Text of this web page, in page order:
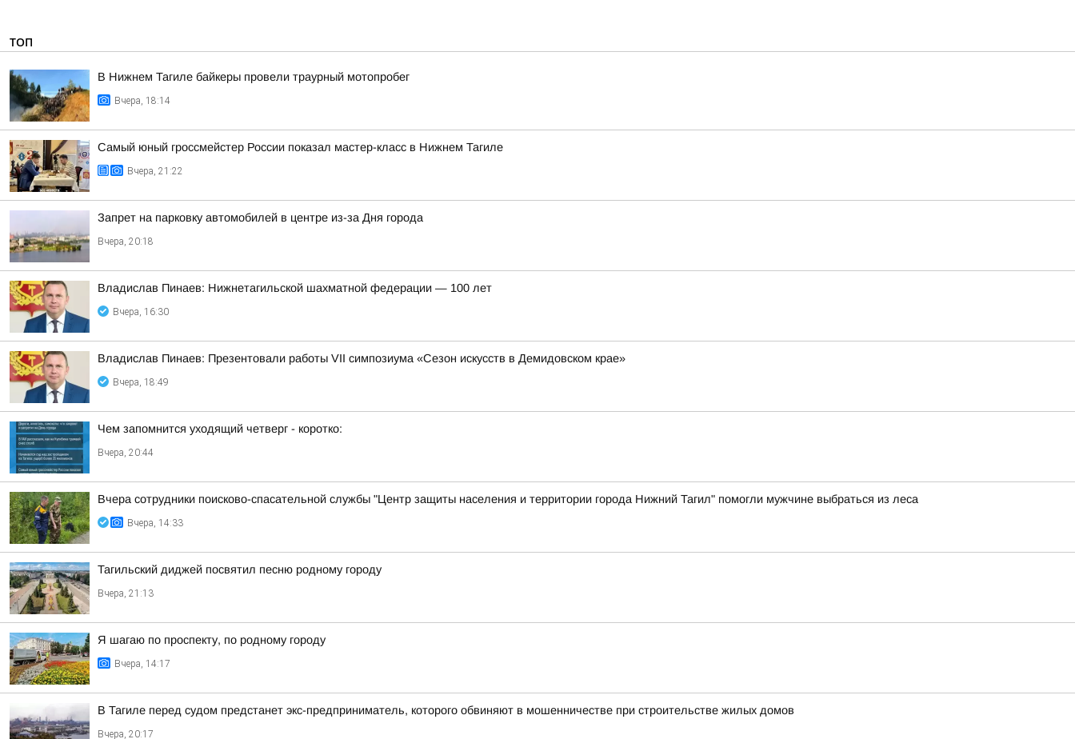
ТОП
В Нижнем Тагиле байкеры провели траурный мотопробег
Вчера, 18:14
Самый юный гроссмейстер России показал мастер-класс в Нижнем Тагиле
Вчера, 21:22
Запрет на парковку автомобилей в центре из-за Дня города
Вчера, 20:18
Владислав Пинаев: Нижнетагильской шахматной федерации — 100 лет
Вчера, 16:30
Владислав Пинаев: Презентовали работы VII симпозиума «Сезон искусств в Демидовском крае»
Вчера, 18:49
Чем запомнится уходящий четверг - коротко:
Вчера, 20:44
Вчера сотрудники поисково-спасательной службы "Центр защиты населения и территории города Нижний Тагил" помогли мужчине выбраться из леса
Вчера, 14:33
Тагильский диджей посвятил песню родному городу
Вчера, 21:13
Я шагаю по проспекту, по родному городу
Вчера, 14:17
В Тагиле перед судом предстанет экс-предприниматель, которого обвиняют в мошенничестве при строительстве жилых домов
Вчера, 20:17